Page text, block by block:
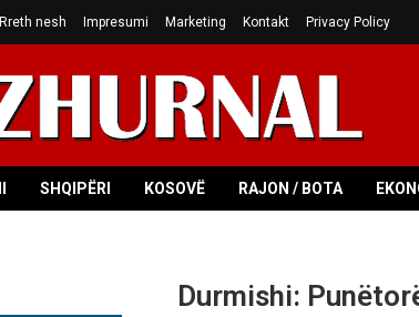
Rreth nesh Impresumi Marketing Kontakt Privacy Policy
SHQIPËRI KOSOVË RAJON / BOTA
Durmishi: